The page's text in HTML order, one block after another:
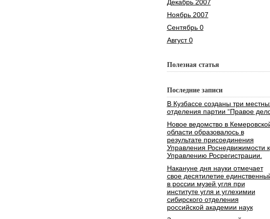
Декабрь 2007
Ноябрь 2007
Сентябрь 0
Август 0
Полезная статья
Последние записи
В Кузбассе созданы три
отделения партии “Правое
Новое ведомство в
области образовалось в
результате присоединения
Управления Роснедвижимости к
Управлению Росрегистрации.
Накануне дня науки отмечает
свое десятилетие
в россии музей угля при
институте угля и углехимии
сибирского отделения
российской академии наук